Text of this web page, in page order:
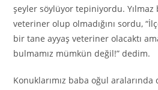
şeyler söylüyor tepiniyordu.
veteriner olup olmadığını sordu,
bir tane ayyaş veteriner olacaktı
bulmamız mümkün değil!” dedim.
Konuklarımız baba oğul